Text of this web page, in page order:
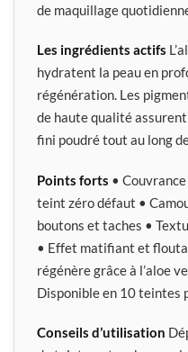
de maquillage
Les ingrédients actifs
hydratent la peau en
régénération. Les
de haute qualité
fini poudré tout au long
Points forts •
teint zéro défaut •
boutons et taches •
• Effet matifiant et
régénère grâce à l’aloe
Disponible en 10 teintes
Conseils d’utilisation